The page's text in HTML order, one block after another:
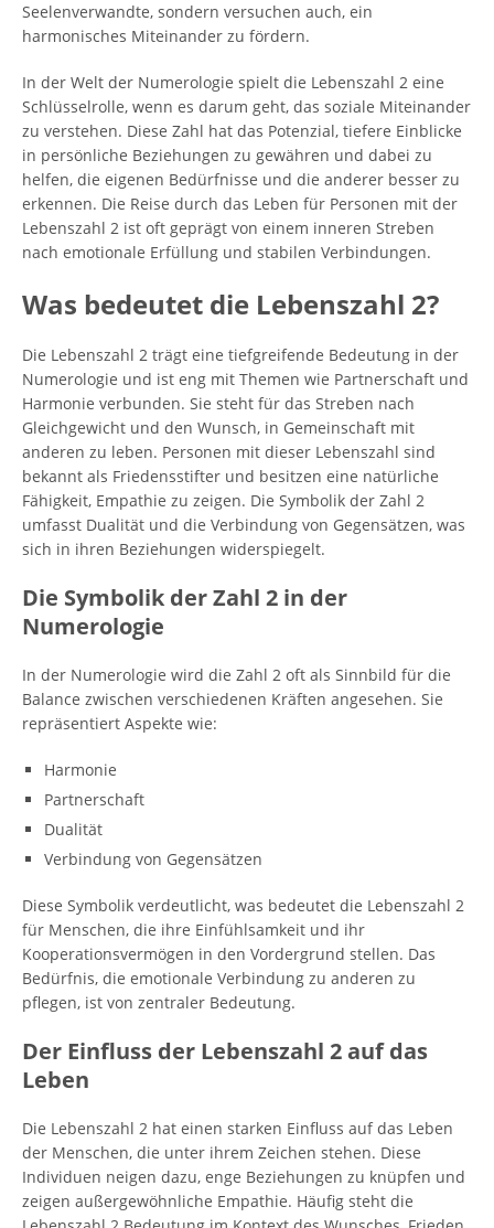
Seelenverwandte, sondern versuchen auch, ein
harmonisches Miteinander zu fördern.
In der Welt der Numerologie spielt die Lebenszahl 2 eine
Schlüsselrolle, wenn es darum geht, das soziale Miteinander
zu verstehen. Diese Zahl hat das Potenzial, tiefere Einblicke
in persönliche Beziehungen zu gewähren und dabei zu
helfen, die eigenen Bedürfnisse und die anderer besser zu
erkennen. Die Reise durch das Leben für Personen mit der
Lebenszahl 2 ist oft geprägt von einem inneren Streben
nach emotionale Erfüllung und stabilen Verbindungen.
Was bedeutet die Lebenszahl 2?
Die Lebenszahl 2 trägt eine tiefgreifende Bedeutung in der
Numerologie und ist eng mit Themen wie Partnerschaft und
Harmonie verbunden. Sie steht für das Streben nach
Gleichgewicht und den Wunsch, in Gemeinschaft mit
anderen zu leben. Personen mit dieser Lebenszahl sind
bekannt als Friedensstifter und besitzen eine natürliche
Fähigkeit, Empathie zu zeigen. Die Symbolik der Zahl 2
umfasst Dualität und die Verbindung von Gegensätzen, was
sich in ihren Beziehungen widerspiegelt.
Die Symbolik der Zahl 2 in der
Numerologie
In der Numerologie wird die Zahl 2 oft als Sinnbild für die
Balance zwischen verschiedenen Kräften angesehen. Sie
repräsentiert Aspekte wie:
Harmonie
Partnerschaft
Dualität
Verbindung von Gegensätzen
Diese Symbolik verdeutlicht, was bedeutet die Lebenszahl 2
für Menschen, die ihre Einfühlsamkeit und ihr
Kooperationsvermögen in den Vordergrund stellen. Das
Bedürfnis, die emotionale Verbindung zu anderen zu
pflegen, ist von zentraler Bedeutung.
Der Einfluss der Lebenszahl 2 auf das
Leben
Die Lebenszahl 2 hat einen starken Einfluss auf das Leben
der Menschen, die unter ihrem Zeichen stehen. Diese
Individuen neigen dazu, enge Beziehungen zu knüpfen und
zeigen außergewöhnliche Empathie. Häufig steht die